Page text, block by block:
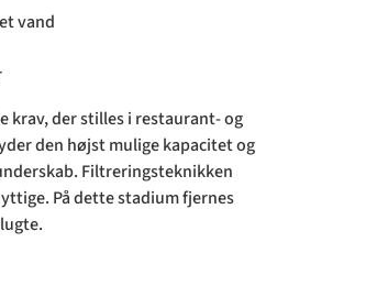
vand
krav, der stilles i restaurant- og
den højst mulige kapacitet og
Filtreringsteknikken
På dette stadium fjernes